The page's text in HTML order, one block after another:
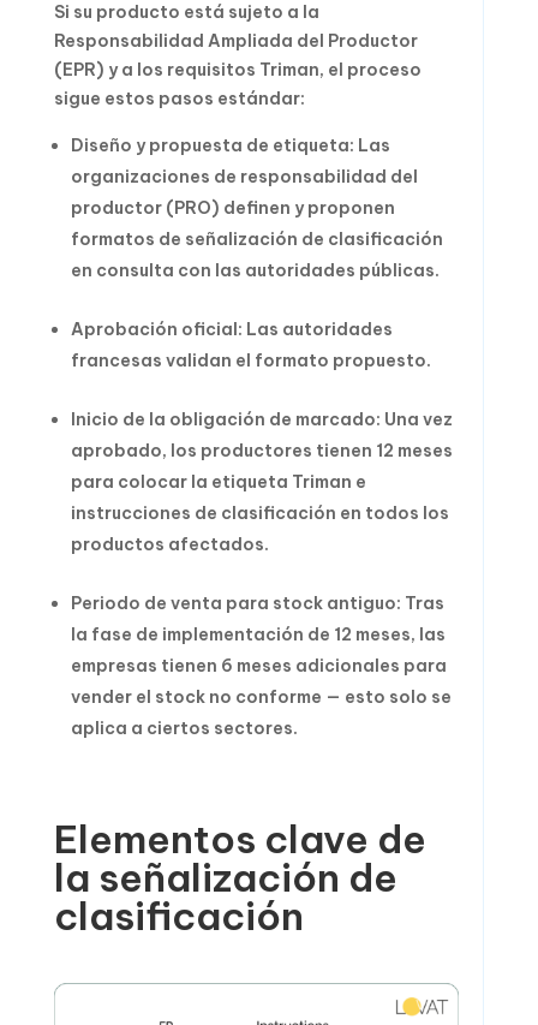
Si su producto está sujeto a la
Responsabilidad Ampliada del Productor
(EPR) y a los requisitos Triman, el proceso
sigue estos pasos estándar:
Diseño y propuesta de etiqueta: Las
organizaciones de responsabilidad del
productor (PRO) definen y proponen
formatos de señalización de clasificación
en consulta con las autoridades públicas.
Aprobación oficial: Las autoridades
francesas validan el formato propuesto.
Inicio de la obligación de marcado: Una vez
aprobado, los productores tienen 12 meses
para colocar la etiqueta Triman e
instrucciones de clasificación en todos los
productos afectados.
Periodo de venta para stock antiguo: Tras
la fase de implementación de 12 meses, las
empresas tienen 6 meses adicionales para
vender el stock no conforme — esto solo se
aplica a ciertos sectores.
Elementos clave de
la señalización de
clasificación